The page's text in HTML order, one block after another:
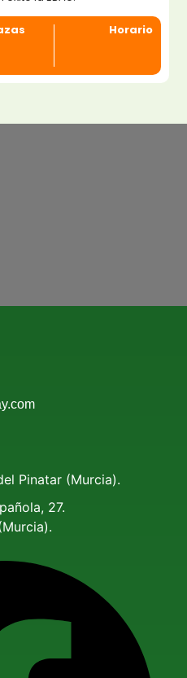
Horario
Pinatar (Murcia).
27.